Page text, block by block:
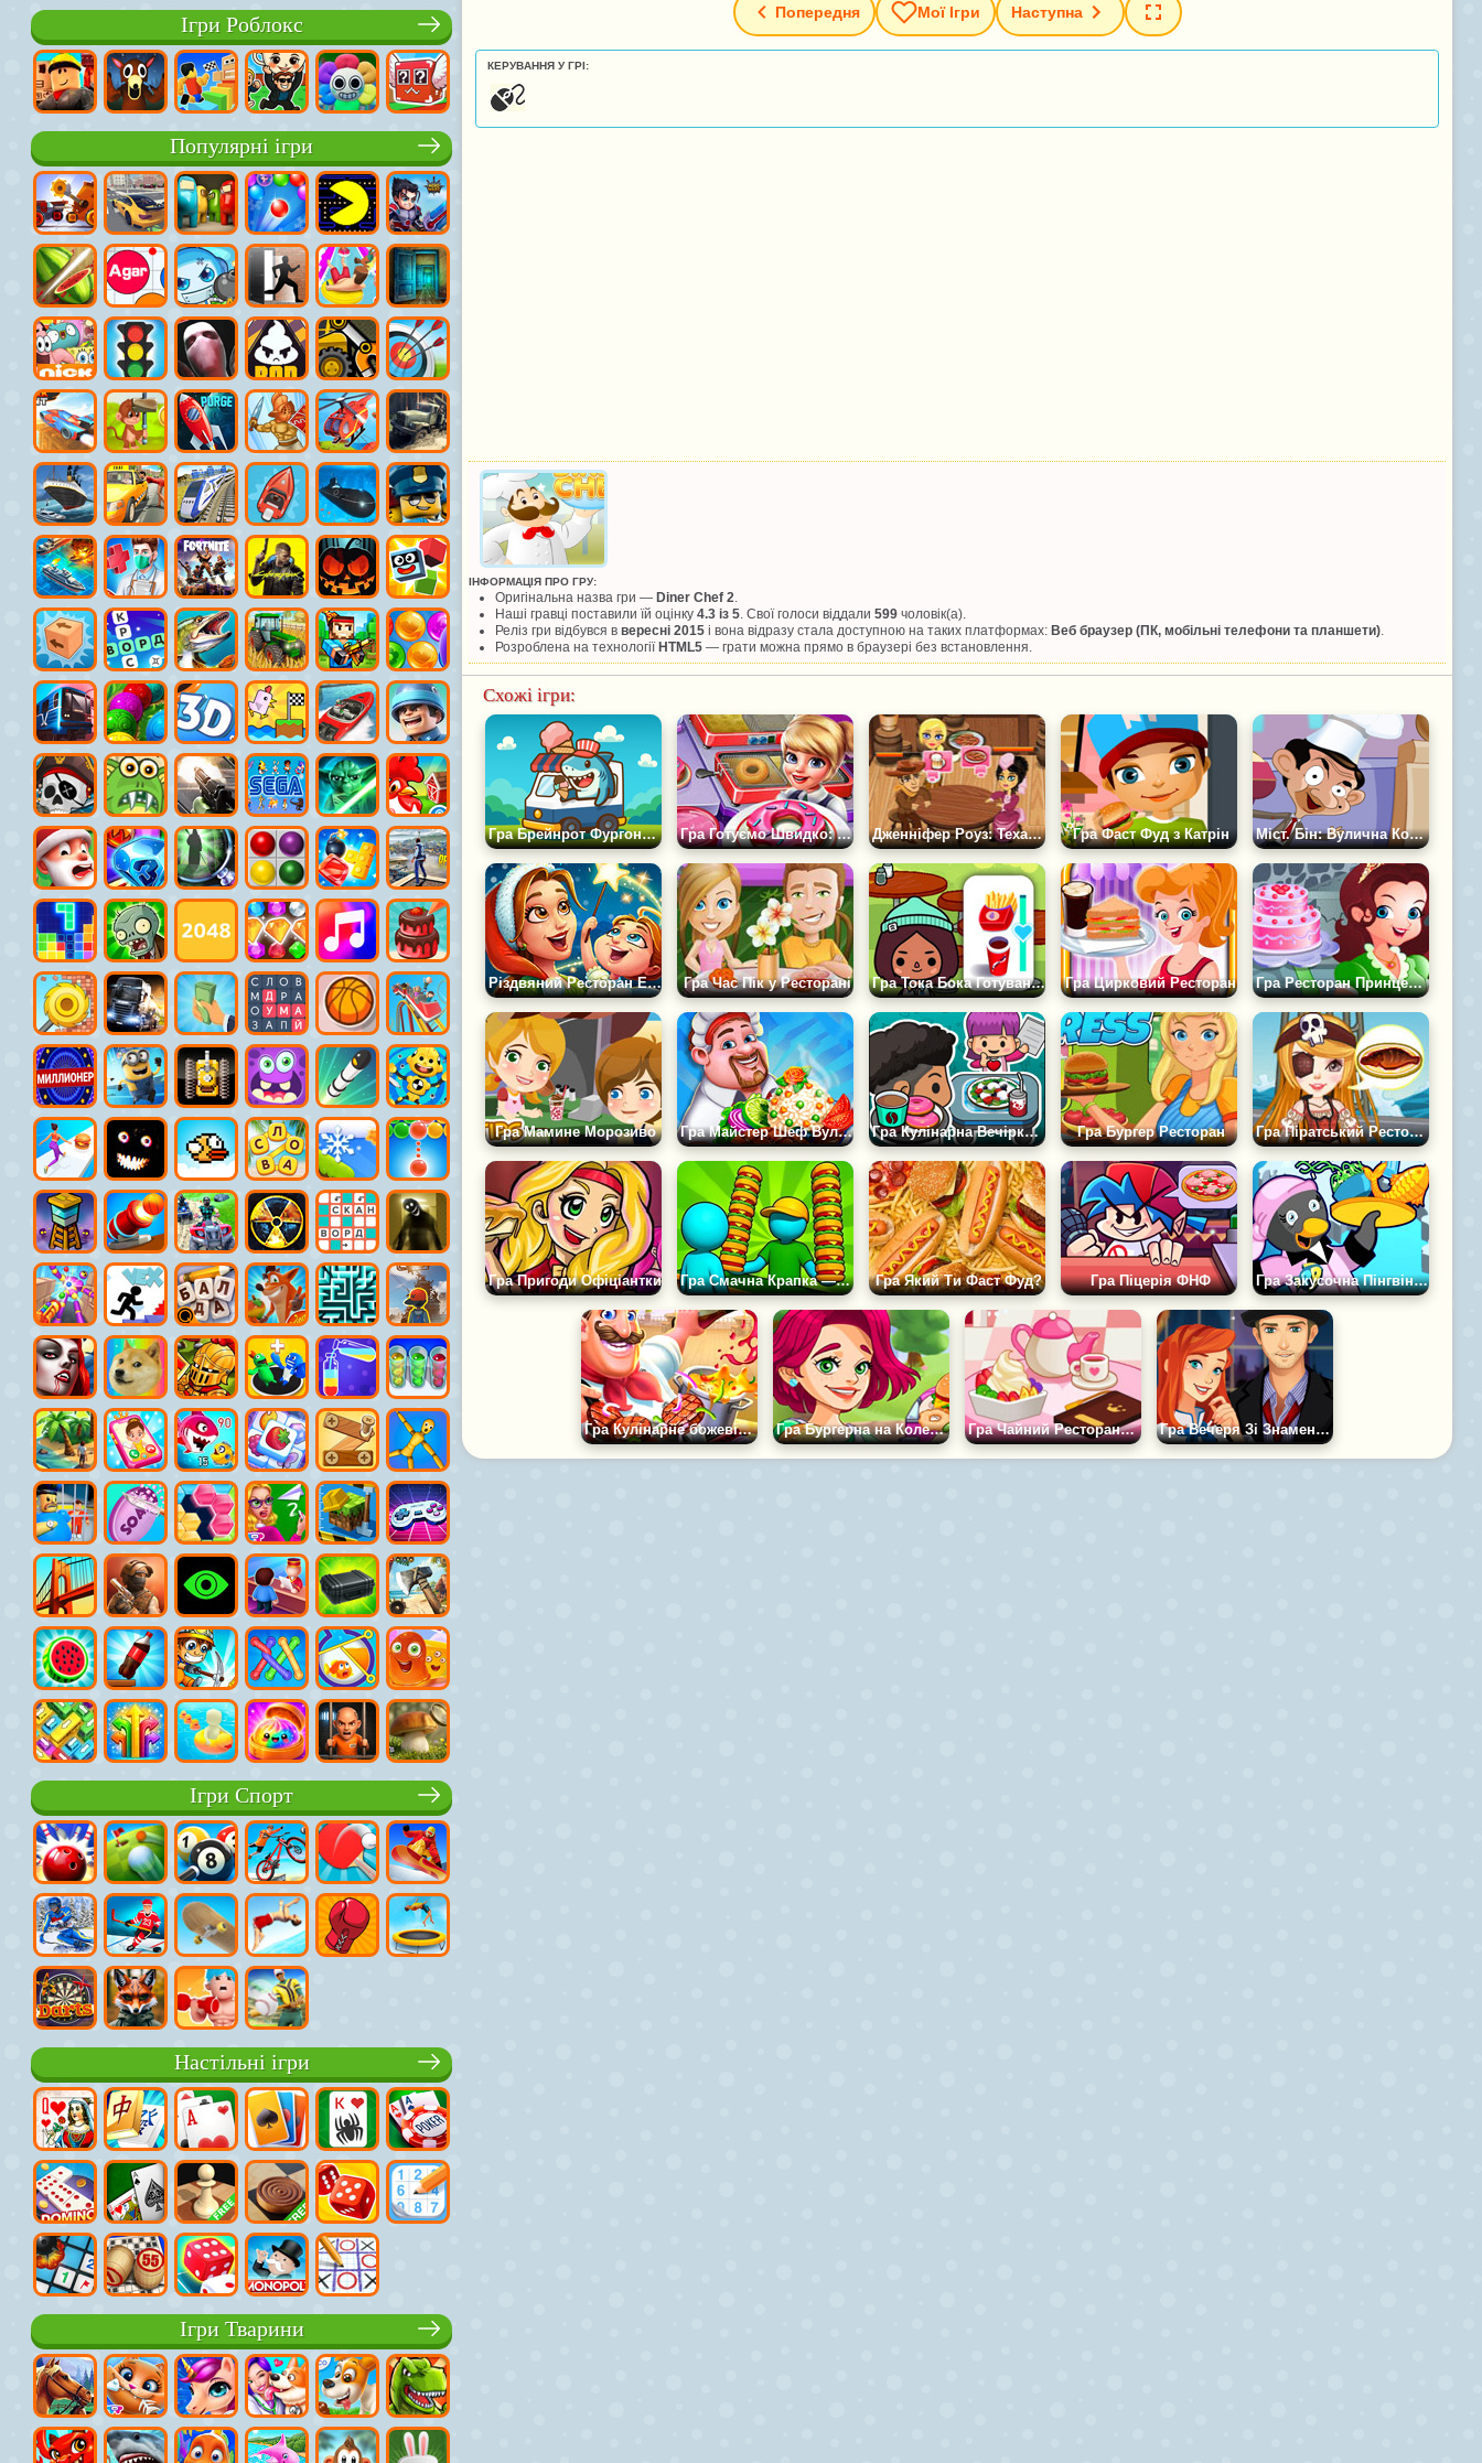
Ігри Роблокс
Популярні ігри
Ігри Спорт
Настільні ігри
Ігри Тварини
Попередня Мої Ігри Наступна
КЕРУВАННЯ У ГРІ:
ІНФОРМАЦІЯ ПРО ГРУ:
Оригінальна назва гри — Diner Chef 2
Наші гравці поставили їй оцінку 4.3 із 5 . Свої голоси віддали 599 чоловік(а).
Реліз гри відбувся в вересні 2015 і вона відразу стала доступною на таких платформах: Веб браузер (ПК, мобільні телефони та планшети)
Розроблена на технологіїHTML5 — грати можна прямо в браузері без встановлення.
Схожі ігри:
Гра Брейнрот Фургончик з Морозивом Гра Готуємо Швидко: Пончики Дженніфер Роуз: Техаський Салун Гра Фаст Фуд з Катрін Міст. Бін: Вулична Кондитерська
Різдвяний Ресторан Емілі Гра Час Пік у Ресторані Гра Тока Бока Готування Гра Цирковий Ресторан Гра Ресторан Принцеси в Замку
Гра Мамине Морозиво Гра Майстер Шеф Вуличної Їжі Гра Кулінарна Вечірка Кейт 2 Гра Бургер Ресторан Гра Піратський Ресторан
Гра Пригоди Офіціантки Гра Смачна Крапка — Імперія Фаст-фуду Гра Який Ти Фаст Фуд? Гра Піцерія ФНФ Гра Закусочна Пінгвіна 2
Гра Кулінарне божевілля Гра Бургерна на Колесах Гра Чайний Ресторанчик Самі Гра Вечеря Зі Знаменитістю